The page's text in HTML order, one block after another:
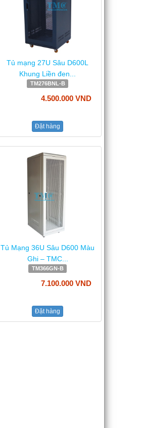
Tủ mạng 27U Sâu D600L
Khung Liền đen...
TM276BNL-B
4.500.000 VND
Đặt hàng
Tủ Mạng 36U Sâu D600 Màu
Ghi – TMC...
TM366GN-B
7.100.000 VND
Đặt hàng